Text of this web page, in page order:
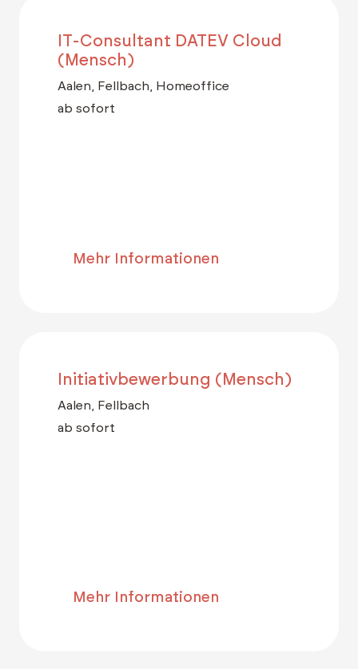
IT-Consultant DATEV Cloud
(Mensch)
Aalen, Fellbach, Homeoffice
ab sofort
Mehr Informationen
Initiativbewerbung (Mensch)
Aalen, Fellbach
ab sofort
Mehr Informationen